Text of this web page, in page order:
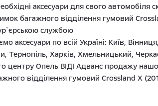
аксесуари для свого
багажного відділення гумовий
службою
аксесуари по всій Україні: Київ,
Тернопіль, Харків, Хмельницький,
центру Опель ВІДІ Адванс продажу
відділення гумовий Crossland X